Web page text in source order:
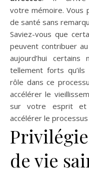
votre mémoire. Vous
de santé sans
Saviez-vous que
peuvent contribuer
aujourd’hui
tellement forts
rôle dans ce
accélérer le
sur votre esprit et
accélérer le
de vie